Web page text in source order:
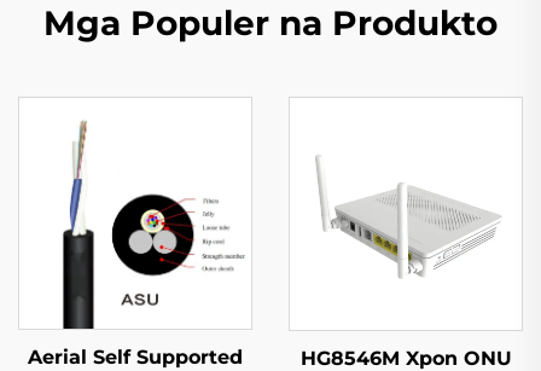
Mga Populer na Produkto
Aerial Self Supported
HG8546M Xpon ONU